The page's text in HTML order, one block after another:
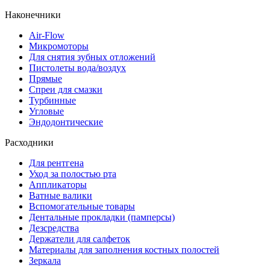
Наконечники
Air-Flow
Микромоторы
Для снятия зубных отложений
Пистолеты вода/воздух
Прямые
Спреи для смазки
Турбинные
Угловые
Эндодонтические
Расходники
Для рентгена
Уход за полостью рта
Аппликаторы
Ватные валики
Вспомогательные товары
Дентальные прокладки (памперсы)
Дезсредства
Держатели для салфеток
Материалы для заполнения костных полостей
Зеркала